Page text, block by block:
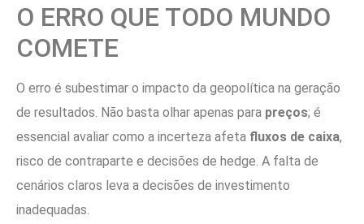
O ERRO QUE TODO MUNDO
COMETE
O erro é subestimar o impacto da geopolítica na geração
de resultados. Não basta olhar apenas para preços; é
essencial avaliar como a incerteza afeta fluxos de caixa,
risco de contraparte e decisões de hedge. A falta de
cenários claros leva a decisões de investimento
inadequadas.